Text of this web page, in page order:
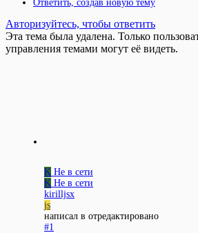
Ответить, создав новую тему
Авторизуйтесь, чтобы ответить
Эта тема была удалена. Только
управления темами могут её видеть.
K Не в сети
K Не в сети
kirilljsx
js
написал в отредактировано
#1